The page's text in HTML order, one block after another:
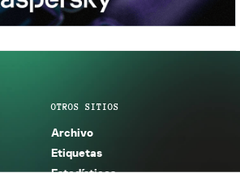
OTROS SITIOS
Archivo
Etiquetas